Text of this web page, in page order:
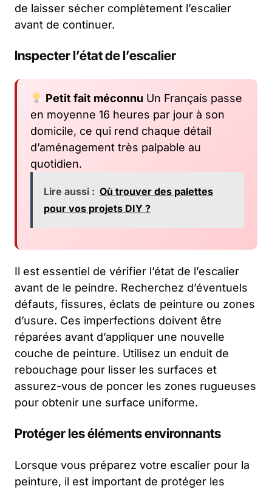
de laisser sécher complètement l’escalier
avant de continuer.
Inspecter l’état de l’escalier
Petit fait méconnu Un Français passe
en moyenne 16 heures par jour à son
domicile, ce qui rend chaque détail
d’aménagement très palpable au
quotidien.
Lire aussi : Où trouver des palettes
pour vos projets DIY ?
Il est essentiel de vérifier l’état de l’escalier
avant de le peindre. Recherchez d’éventuels
défauts, fissures, éclats de peinture ou zones
d’usure. Ces imperfections doivent être
réparées avant d’appliquer une nouvelle
couche de peinture. Utilisez un enduit de
rebouchage pour lisser les surfaces et
assurez-vous de poncer les zones rugueuses
pour obtenir une surface uniforme.
Protéger les éléments environnants
Lorsque vous préparez votre escalier pour la
peinture, il est important de protéger les